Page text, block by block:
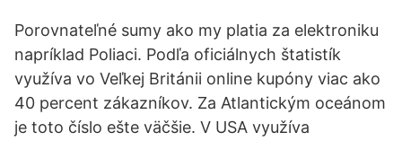
Porovnateľné sumy ako my platia za elektroniku
napríklad Poliaci. Podľa oficiálnych štatistík
využíva vo Veľkej Británii online kupóny viac ako
40 percent zákazníkov. Za Atlantickým oceánom
je toto číslo ešte väčšie. V USA využíva